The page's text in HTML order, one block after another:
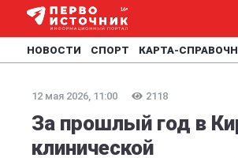
НОВОСТИ СПОРТ КАРТА-
12 мая 2026, 11:00 2118
За прошлый год в
клинической